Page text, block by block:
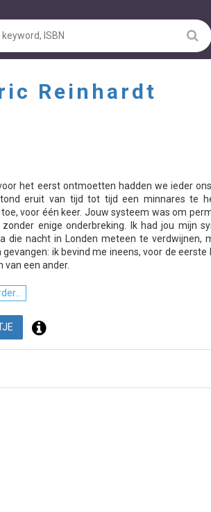
Reinhardt
het eerst ontmoetten hadden we ieder
eruit van tijd tot tijd een minnares te
voor één keer. Jouw systeem was om
enige onderbreking. Ik had jou mijn
die nacht in Londen meteen te verdwijnen,
ik bevind me ineens, voor de eerste
van een ander.